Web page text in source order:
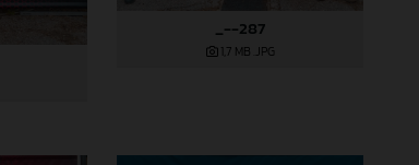
_--287
1,7 MB .JPG